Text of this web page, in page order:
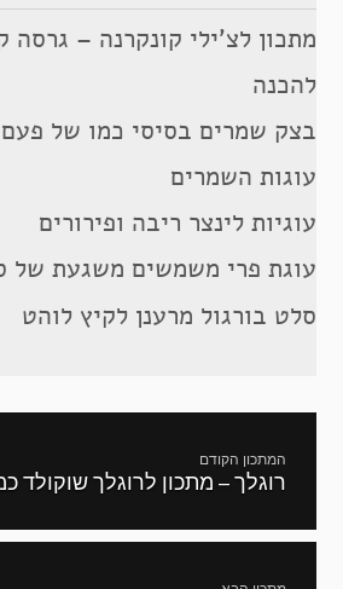
מתכון לצ’ילי קונקרנה – גרסה
להכנה
בצק שמרים בסיסי כמו של
עוגות השמרים
עוגיות לינצר ריבה ופירורים
עוגת פרי משמשים משגעת של
סלט בורגול מרענן לקיץ לוהט
המתכון הקודם
מתכון
רוגלך – מתכון לרוגלך שוקולד